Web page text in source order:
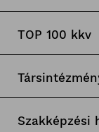
TOP 100 kkv
Szakképzési